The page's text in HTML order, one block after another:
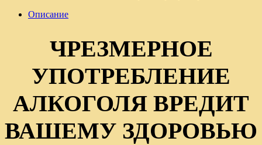
Описание
ЧРЕЗМЕРНОЕ
УПОТРЕБЛЕНИЕ
АЛКОГОЛЯ ВРЕДИТ
ВАШЕМУ ЗДОРОВЬЮ